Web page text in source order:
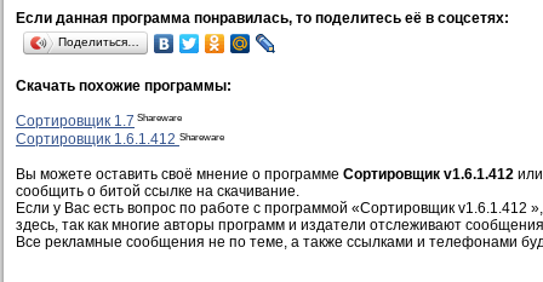
Если данная программа понравилась, то поделитесь её в соцсетях:
Поделиться…
Скачать похожие программы:
Сортировщик 1.7 Shareware
Сортировщик 1.6.1.412 Shareware
Вы можете оставить своё мнение о программе Сортировщик v1.6.1.412
сообщить о битой ссылке на скачивание.
Если у Вас есть вопрос по работе с программой «Сортировщик v1.6.1.412
здесь, так как многие авторы программ и издатели отслеживают
Все рекламные сообщения не по теме, а также ссылками и телефонами